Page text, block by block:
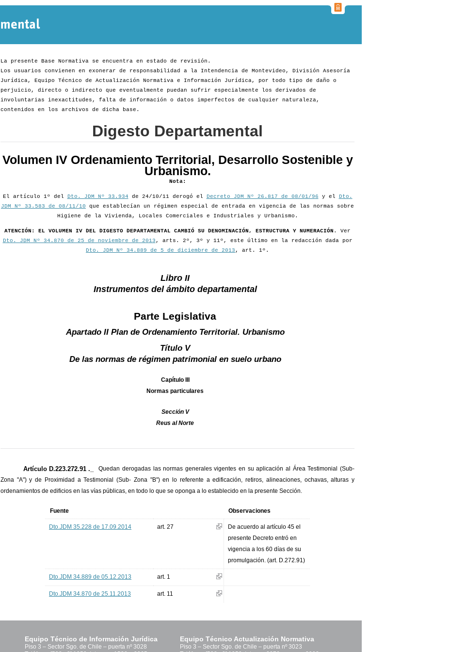
La presente Base Normativa se encuentra en estado de revisión.
Los usuarios convienen en exonerar de responsabilidad a la Intendencia de Montevideo, División Asesoría
Jurídica, Equipo Técnico de Actualización Normativa e Información Jurídica, por todo tipo de daño o
perjuicio, directo o indirecto que eventualmente puedan sufrir especialmente los derivados de
involuntarias inexactitudes, falta de información o datos imperfectos de cualquier naturaleza,
contenidos en los archivos de dicha base.
Digesto Departamental
Volumen IV Ordenamiento Territorial, Desarrollo Sostenible y
Urbanismo.
Nota:
El artículo 1º del Dto. JDM Nº 33.934 de 24/10/11 derogó el Decreto JDM Nº 26.817 de 08/01/96 y el Dto.
JDM Nº 33.583 de 08/11/10 que establecían un régimen especial de entrada en vigencia de las normas sobre
Higiene de la Vivienda, Locales Comerciales e Industriales y Urbanismo.
ATENCIÓN: EL VOLUMEN IV DEL DIGESTO DEPARTAMENTAL CAMBIÓ SU DENOMINACIÓN, ESTRUCTURA Y NUMERACIÓN . Ver
Dto. JDM Nº 34.870 de 25 de noviembre de 2013 , arts. 2º, 3º y 11º, este último en la redacción dada por
Dto. JDM Nº 34.889 de 5 de diciembre de 2013 , art. 1º.
Libro II
Instrumentos del ámbito departamental
Parte Legislativa
Apartado II Plan de Ordenamiento Territorial. Urbanismo
Título V
De las normas de régimen patrimonial en suelo urbano
Capítulo III
Normas particulares
Sección V
Reus al Norte
Artículo D.223.272.91 ._
Quedan derogadas las normas generales vigentes en su aplicación al Área Testimonial (Sub-
Zona "A") y de Proximidad a Testimonial (Sub- Zona "B") en lo referente a edificación, retiros, alineaciones, ochavas, alturas y
ordenamientos de edificios en las vías públicas, en todo lo que se oponga a lo establecido en la presente Sección.
Fuente Observaciones
Dto.JDM 35.228 de 17.09.2014 art. 27
De acuerdo al artículo 45 el
presente Decreto entró en
vigencia a los 60 días de su
promulgación. (art. D.272.91)
Dto.JDM 34.889 de 05.12.2013 art. 1
Dto.JDM 34.870 de 25.11.2013 art. 11
Equipo Técnico Actualización Normativa
Piso 3 – Sector Sgo. de Chile – puerta nº 3023
Equipo Técnico de Información Jurídica
Piso 3 – Sector Sgo. de Chile – puerta nº 3028